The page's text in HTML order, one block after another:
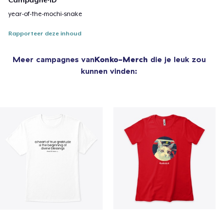
year-of-the-mochi-snake
Rapporteer deze inhoud
Meer campagnes vanKonko-Merch die je leuk zou
kunnen vinden: